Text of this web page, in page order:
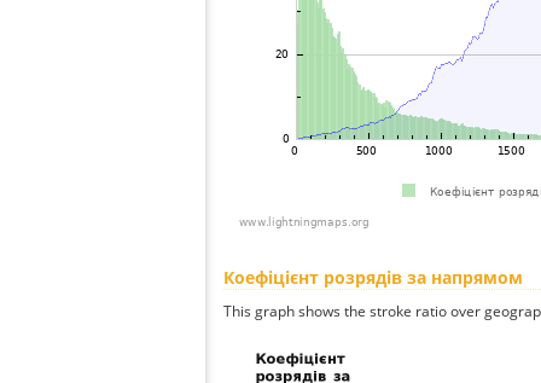
Коефіцієнт розрядів за напрямом
This graph shows the stroke ratio over